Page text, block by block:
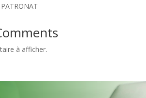
à afficher.